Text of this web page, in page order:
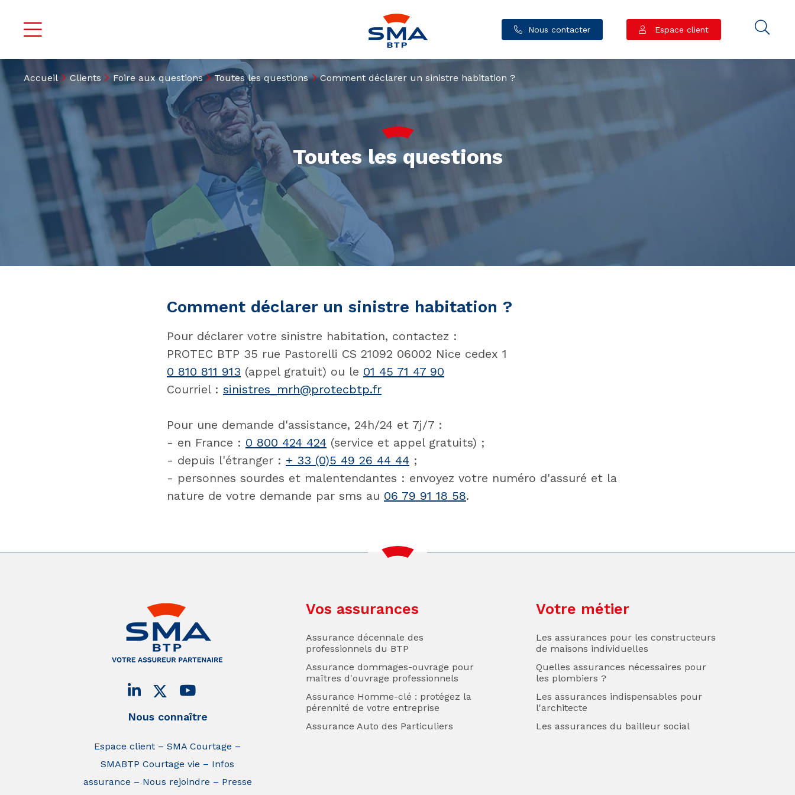
Nous contacter Espace client
Accueil Clients Foire aux questions Toutes les questions Comment déclarer un sinistre habitation ?
Toutes les questions
Comment déclarer un sinistre habitation ?
Pour déclarer votre sinistre habitation, contactez :
PROTEC BTP 35 rue Pastorelli CS 21092 06002 Nice cedex 1
0 810 811 913 (appel gratuit) ou le 01 45 71 47 90
Courriel : sinistres_mrh@protecbtp.fr
Pour une demande d'assistance, 24h/24 et 7j/7 :
- en France : 0 800 424 424 (service et appel gratuits) ;
- depuis l'étranger : + 33 (0)5 49 26 44 44 ;
- personnes sourdes et malentendantes : envoyez votre numéro d'assuré et la
nature de votre demande par sms au 06 79 91 18 58.
Nous connaître
Espace client
SMA Courtage
SMABTP Courtage vie
Infos
assurance
Nous rejoindre Presse
Vos assurances
Assurance décennale des
professionnels du BTP
Assurance dommages-ouvrage pour
maîtres d'ouvrage professionnels
Assurance Homme-clé : protégez la
pérennité de votre entreprise
Assurance Auto des Particuliers
Votre métier
Les assurances pour les constructeurs
de maisons individuelles
Quelles assurances nécessaires pour
les plombiers ?
Les assurances indispensables pour
l'architecte
Les assurances du bailleur social